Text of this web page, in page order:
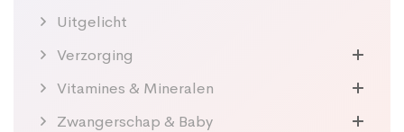
Uitgelicht
Verzorging
Vitamines & Mineralen
Zwangerschap & Baby